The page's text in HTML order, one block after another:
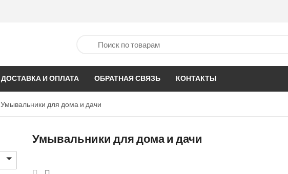
ДОСТАВКА И ОПЛАТА ОБРАТНАЯ СВЯЗЬ КОНТАКТЫ
Умывальники для дома и дачи
Умывальники для дома и дачи